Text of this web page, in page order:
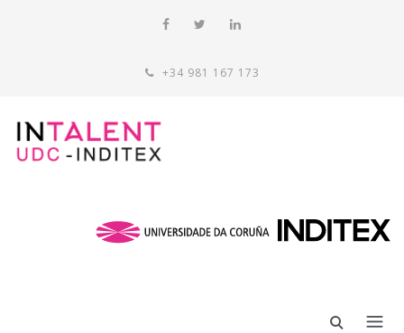
+34 981 167 173